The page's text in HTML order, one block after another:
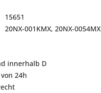
15651
20NX-001KMX, 20NX-0054MX
innerhalb D
24h